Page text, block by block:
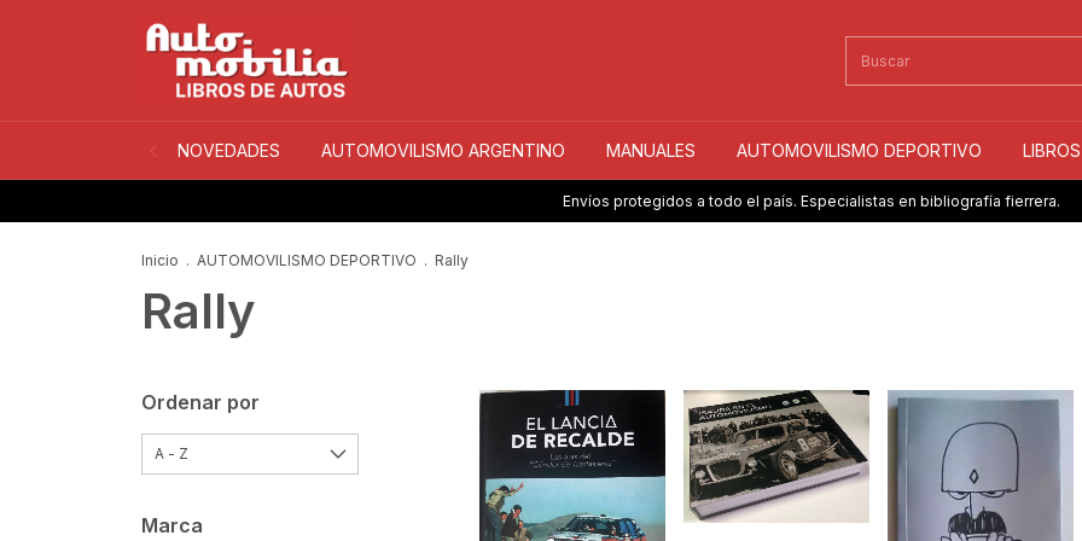
NOVEDADES AUTOMOVILISMO ARGENTINO MANUALES AUTOMOVILISMO DEPORTIVO
Envíos protegidos a todo el país. Especialistas en bibliografía fierrera.
Inicio . AUTOMOVILISMO DEPORTIVO . Rally
Rally
Ordenar por
Marca